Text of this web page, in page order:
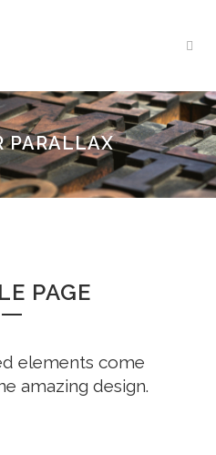
PARALLAX
PAGE
elements come
amazing design.